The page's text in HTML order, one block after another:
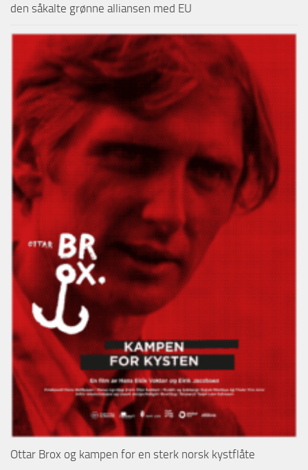
den såkalte grønne alliansen med EU
Ottar Brox og kampen for en sterk norsk kystflåte